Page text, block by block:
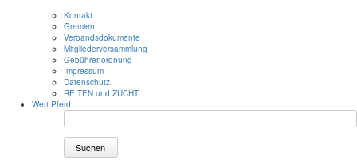
Kontakt
Gremien
Verbandsdokumente
Mitgliederversammlung
Gebührenordnung
Impressum
Datenschutz
REITEN und ZUCHT
Wert Pferd
Suchen